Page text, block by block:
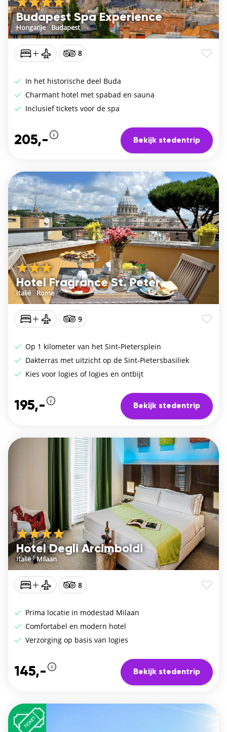
Budapest Spa Experience
Hongarije/Budapest
8
In het historische deel Buda
Charmant hotel met spabad en sauna
Inclusief tickets voor de spa
205,- Bekijk stedentrip
Hotel Fragrance St. Peter
Italië/Rome
9
Op 1 kilometer van het Sint-Pietersplein
Dakterras met uitzicht op de Sint-Pietersbasiliek
Kies voor logies of logies en ontbijt
195,- Bekijk stedentrip
Hotel Degli Arcimboldi
Italië/Milaan
8
Prima locatie in modestad Milaan
Comfortabel en modern hotel
Verzorging op basis van logies
145,- Bekijk stedentrip